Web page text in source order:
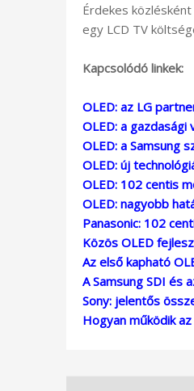
Érdekes
egy LCD TV
Kapcsolódó linkek:
OLED: az LG
OLED: a
OLED: a Samsung
OLED: új
OLED: 102 centis
OLED: nagyobb
Panasonic: 102
Közös OLED
Az első kapható
A Samsung SDI és
Sony: jelentős
Hogyan működik az